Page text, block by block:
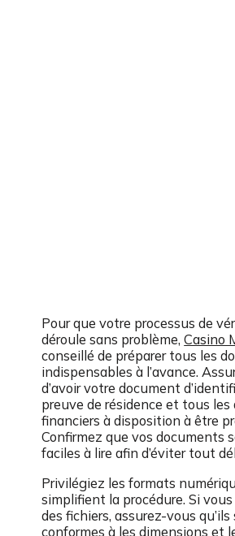
Pour que votre processus de
déroule sans problème,Casino
conseillé de préparer tous les
indispensables à l’avance.
d’avoir votre document
preuve de résidence et tous les
financiers à disposition à être
Confirmez que vos documents
faciles à lire afin d’éviter tout
Privilégiez les formats
simplifient la procédure. Si
des fichiers, assurez-vous qu’ils
conformes à les dimensions et